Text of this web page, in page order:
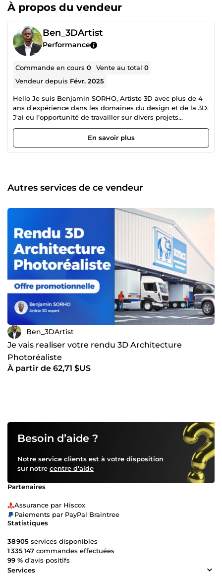
À propos du vendeur
Ben_3DArtist
Performance
Commande en cours0 Vente au total0
Vendeur depuis Févr. 2025
Hello Je suis Benjamin SORHO, Artiste 3D avec plus de 4
ans d’expérience dans les domaines du design et de la 3D.
J'ai eu l’opportunité de travailler sur divers projets
passionnants, ce qui m’a permis de perfectionner mes
compétences et mon expertise dans le Design, plus
précisement dans la 3D. En tant que Designer 3D, je
cette expertise et grâce à mes années d'expérience, je suis
en mesure de réaliser des projets de modélisation 3D,
produits, ainsi que la création de visuels professionnels et
attractifs. Je sais aussi etre à votre écoute pour mieux
cerner votre besoin et vous rendre un travail de qualité
correspondant à votre exigence. De plus, je peux aussi
vous apporter des conseils dans la réalisation de vos
projets 3D de bout en bout. Si vous recherchez un expert
en design 3D, capable de vous comprendre pour donner
vie à vos idées et vous offrir un résultat visuel de qualité,
vous êtes au bon endroit. Je suis convaincu de pouvoir
répondre à vos besoins avec professionnalisme. N'hésitez
pas à explorer mes services pour découvrir comment je
peux concrétiser vos projets les plus ambitieux. Merci
En savoir plus
Autres services de ce vendeur
Ben_3DArtist
Je vais realiser votre rendu 3D Architecture
Photoréaliste
À partir de 62,71 $US
Besoin d’aide ?
Notre service clients est à votre disposition
sur notre centre d’aide
Partenaires
Assurance par Hiscox
Paiements par PayPal Braintree
Statistiques
38 905 services disponibles
1 335 147 commandes effectuées
99 % d’avis positifs
Services